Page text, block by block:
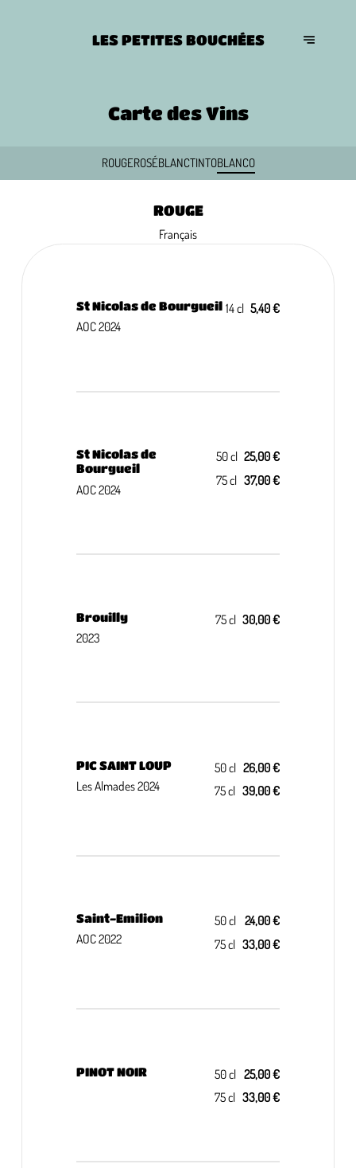
LES PETITES BOUCHÉES
Carte des Vins
ROUGEROSÉBLANCTINTOBLANCO
ROUGE
Français
St Nicolas de Bourgueil
AOC 2024
14 cl 5,40 €
St Nicolas de
Bourgueil
AOC 2024
50 cl 25,00 €
75 cl 37,00 €
Brouilly
2023
75 cl 30,00 €
PIC SAINT LOUP
Les Almades 2024
50 cl 26,00 €
75 cl 39,00 €
Saint-Emilion
AOC 2022
50 cl 24,00 €
75 cl 33,00 €
PINOT NOIR 50 cl 25,00 €
75 cl 33,00 €